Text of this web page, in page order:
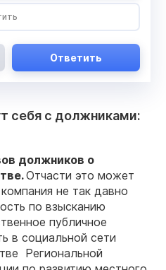
Ответить
себя с должниками:
должников о
Отчасти это может
не так давно
по взысканию
публичное
в социальной сети
Региональной